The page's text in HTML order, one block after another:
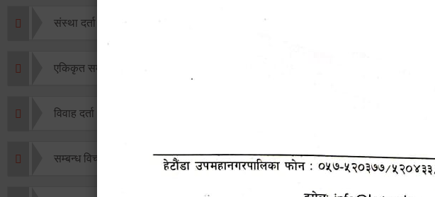
संस्था दर्ता सिफारिस
एकिकृत सम्पत्ति कर/घर जग्गा कर
विवाह दर्ता
सम्बन्ध विच्छेद दर्ता